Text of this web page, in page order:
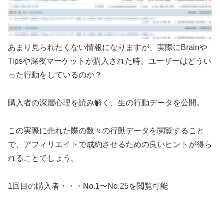
あまり見られたくない情報になりますが、実際にBrainや
Tipsや深夜マーケットが購入された時、ユーザーはどうい
った行動をしているのか？
購入者の深層心理を読み解く、生の行動データを公開。
この実際に売れた際の数々の行動データを閲覧すること
で、アフィリエイトで成約させるための良いヒントが得ら
れることでしょう。
1回目の購入者・・・No.1〜No.25を閲覧可能